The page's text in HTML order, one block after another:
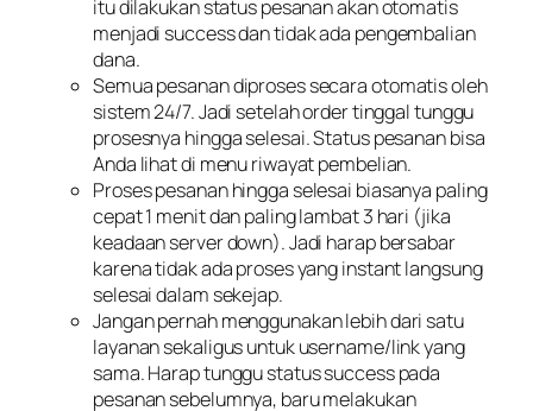
itu dilakukan status pesanan akan otomatis
menjadi success dan tidak ada pengembalian
dana.
Semua pesanan diproses secara otomatis oleh
sistem 24/7. Jadi setelah order tinggal tunggu
prosesnya hingga selesai. Status pesanan bisa
Anda lihat di menu riwayat pembelian.
Proses pesanan hingga selesai biasanya paling
cepat 1 menit dan paling lambat 3 hari (jika
keadaan server down). Jadi harap bersabar
karena tidak ada proses yang instant langsung
selesai dalam sekejap.
Jangan pernah menggunakan lebih dari satu
layanan sekaligus untuk username/link yang
sama. Harap tunggu status success pada
pesanan sebelumnya, baru melakukan